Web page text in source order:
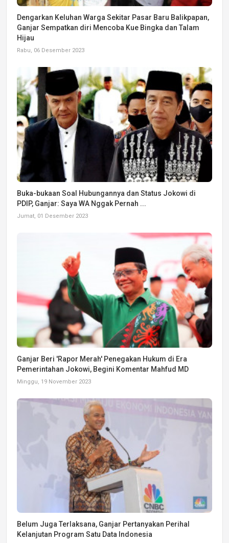
Dengarkan Keluhan Warga Sekitar Pasar Baru Balikpapan,
Ganjar Sempatkan diri Mencoba Kue Bingka dan Talam
Hijau
Rabu, 06 Desember 2023
Buka-bukaan Soal Hubungannya dan Status Jokowi di
PDIP, Ganjar: Saya WA Nggak Pernah ...
Jumat, 01 Desember 2023
Ganjar Beri 'Rapor Merah' Penegakan Hukum di Era
Pemerintahan Jokowi, Begini Komentar Mahfud MD
Minggu, 19 November 2023
Belum Juga Terlaksana, Ganjar Pertanyakan Perihal
Kelanjutan Program Satu Data Indonesia